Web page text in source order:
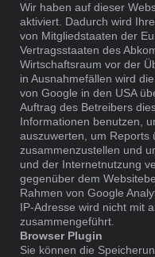
Wir haben auf dieser
aktiviert. Dadurch wird
von Mitgliedstaaten der
Vertragsstaaten des
Wirtschaftsraum vor der
in Ausnahmefällen wird
von Google in den USA
Auftrag des Betreibers
Informationen benutzen,
auszuwerten, um Reports
zusammenzustellen und
und der Internetnutzung
gegenüber dem
Rahmen von Google
IP-Adresse wird nicht mit
zusammengeführt.
Browser Plugin
Sie können die